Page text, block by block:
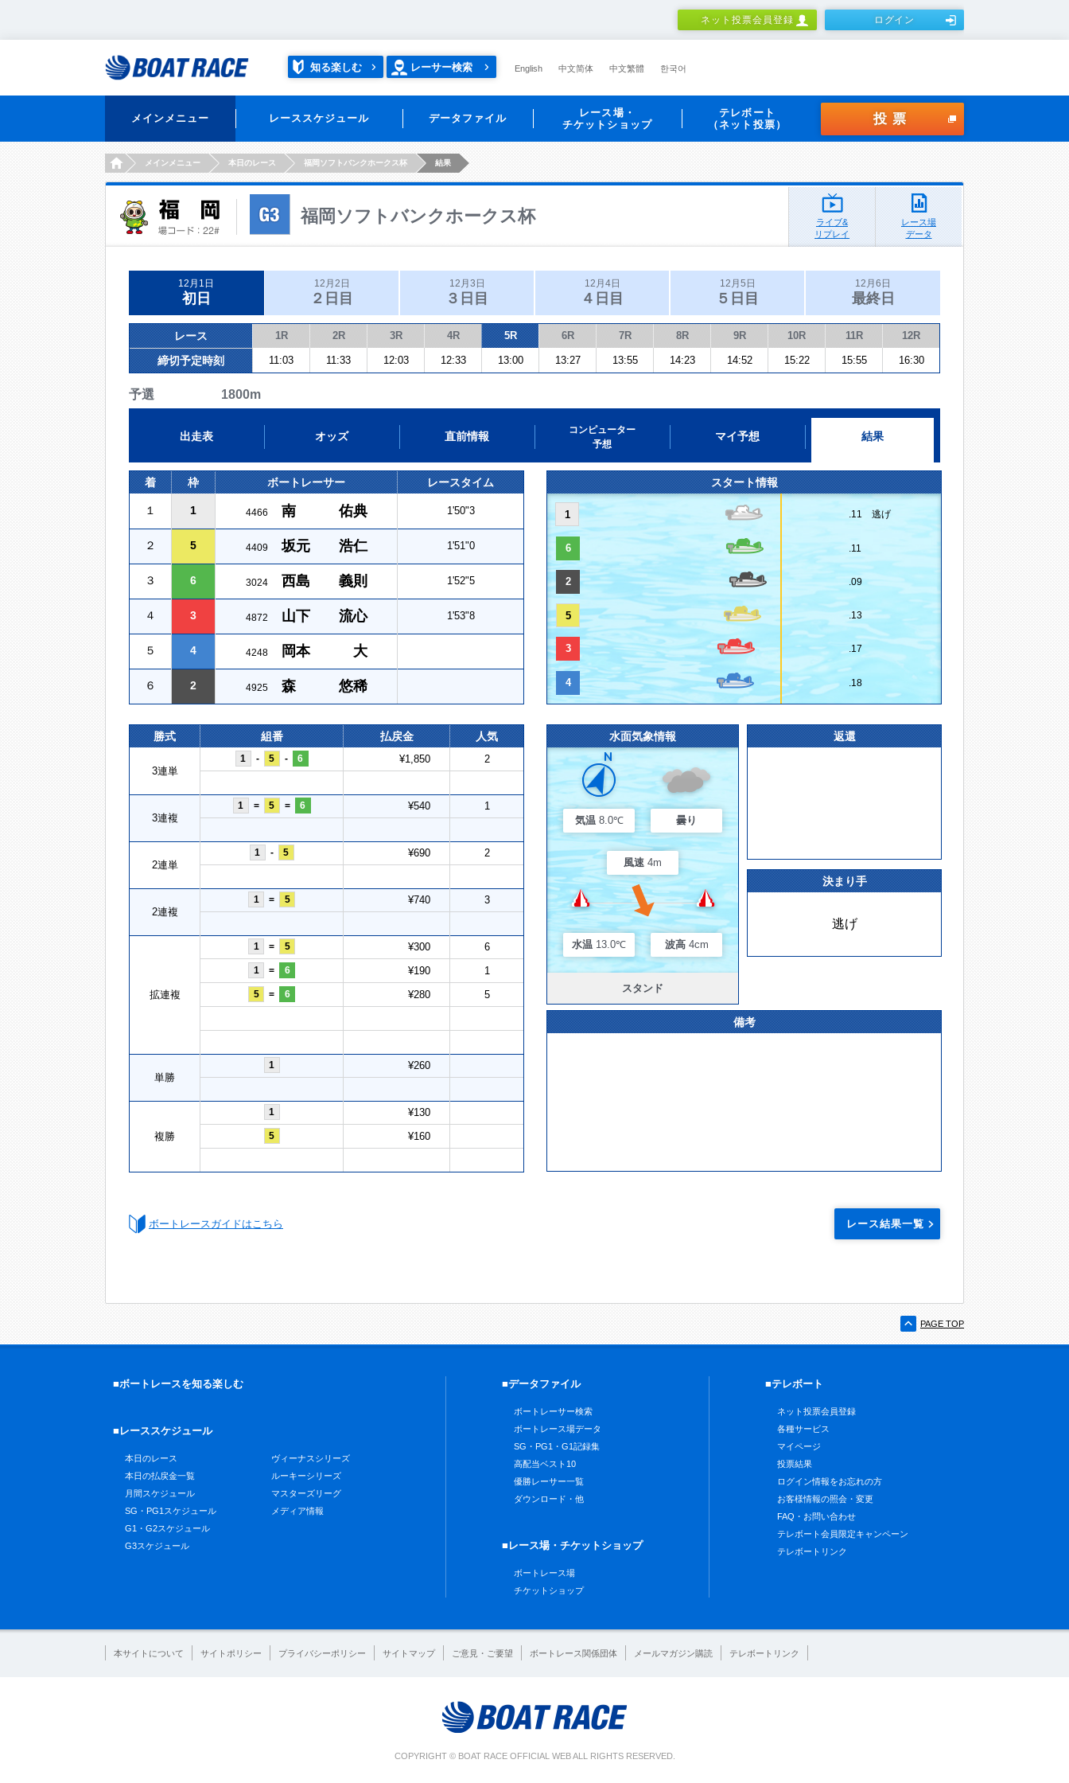
ネット投票会員登録 ログイン
知る楽しむ レーサー検索 English 中文简体 中文繁體 한국어
メインメニュー レーススケジュール データファイル
レース場・
チケットショップ
テレボート
（ネット投票）
投票
HOMEメインメニュー 本日のレース 福岡ソフトバンクホークス杯 結果
福岡ソフトバンクホークス杯
ライブ&
リプレイ
レース場
データ
12月1日
初日
12月2日
２日目
12月3日
３日目
12月4日
４日目
12月5日
５日目
12月6日
最終日
レース 1R 2R 3R 4R 5R 6R 7R 8R 9R 10R 11R 12R
締切予定時刻 11:03 11:33 12:03 12:33 13:00 13:27 13:55 14:23 14:52 15:22 15:55 16:30
予選 1800m
出走表 オッズ 直前情報
コンピューター
予想
マイ予想 結果
着 枠 ボートレーサー レースタイム
１ 1 4466 南 佑典 1'50"3
２ 5 4409 坂元 浩仁 1'51"0
３ 6 3024 西島 義則 1'52"5
４ 3 4872 山下 流心 1'53"8
５ 4 4248 岡本 大
６ 2 4925 森 悠稀
スタート情報
1 .11 逃げ
6 .11
2 .09
5 .13
3 .17
4 .18
勝式 組番 払戻金 人気
3連単
1 - 5 - 6 ¥1,850 2
3連複
1 = 5 = 6 ¥540 1
2連単
1 - 5 ¥690 2
2連複
1 = 5 ¥740 3
拡連複
1 = 5 ¥300 6
1 = 6 ¥190 1
5 = 6 ¥280 5
単勝
1 ¥260
複勝
1 ¥130
5 ¥160
水面気象情報
気温 8.0℃ 曇り
風速 4m
水温 13.0℃ 波高 4cm
スタンド
返還
決まり手
逃げ
備考
ボートレースガイドはこちら レース結果一覧
PAGE TOP
■ボートレースを知る楽しむ
■レーススケジュール
本日のレース
本日の払戻金一覧
月間スケジュール
SG・PG1スケジュール
G1・G2スケジュール
G3スケジュール
ヴィーナスシリーズ
ルーキーシリーズ
マスターズリーグ
メディア情報
■データファイル
ボートレーサー検索
ボートレース場データ
SG・PG1・G1記録集
高配当ベスト10
優勝レーサー一覧
ダウンロード・他
■レース場・チケットショップ
ボートレース場
チケットショップ
■テレボート
ネット投票会員登録
各種サービス
マイページ
投票結果
ログイン情報をお忘れの方
お客様情報の照会・変更
FAQ・お問い合わせ
テレボート会員限定キャンペーン
テレボートリンク
本サイトについて サイトポリシー プライバシーポリシー サイトマップ ご意見・ご要望 ボートレース関係団体 メールマガジン購読 テレボートリンク
COPYRIGHT © BOAT RACE OFFICIAL WEB ALL RIGHTS RESERVED.